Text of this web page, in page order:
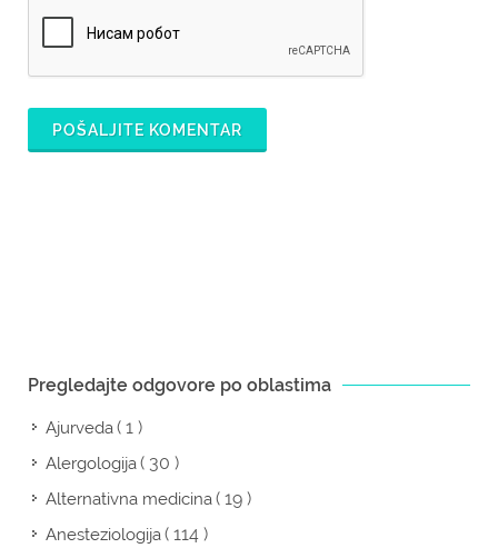
POŠALJITE KOMENTAR
Pregledajte odgovore po oblastima
Ajurveda( 1 )
Alergologija( 30 )
Alternativna medicina( 19 )
Anesteziologija( 114 )